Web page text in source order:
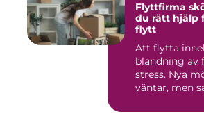
Flyttfirma skövde
du rätt hjälp
flytt
Att flytta
blandning av
stress. Nya
väntar, men